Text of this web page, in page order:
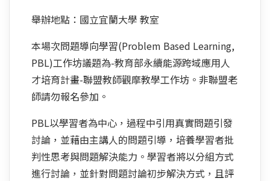
舉辦地點：國立宜蘭大學 教室
本場次問題導向學習(Problem Based Learning,
PBL)工作坊議題為-教育部永續能源跨域應用人
才培育計畫-聯盟教師觀摩教學工作坊。非聯盟老
師請勿報名參加。
PBL以學習者為中心，過程中引用真實問題引發
討論，並藉由主講人的問題引導，培養學習者批
判性思考與問題解決能力。學習者將以分組方式
進行討論，並針對問題討論初步解決方式，且評